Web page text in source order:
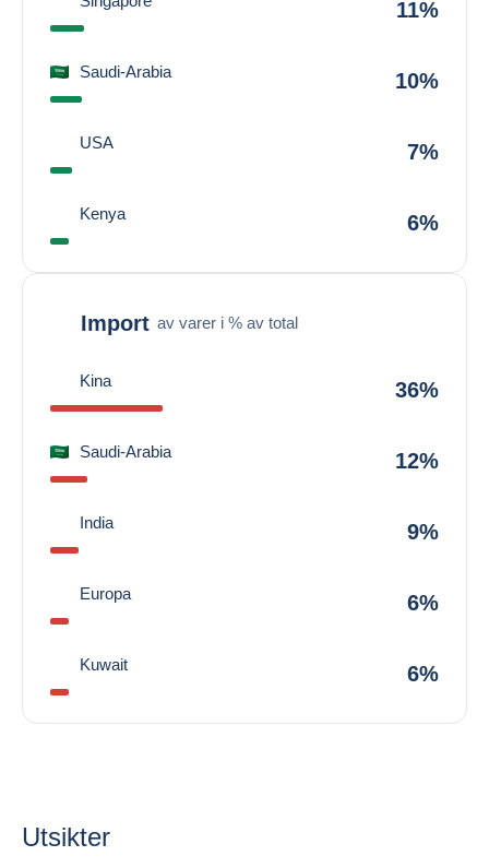
11%
Saudi-Arabia 10%
USA 7%
Kenya 6%
Import av varer i % av total
Kina 36%
Saudi-Arabia 12%
India 9%
Europa 6%
Kuwait 6%
Utsikter